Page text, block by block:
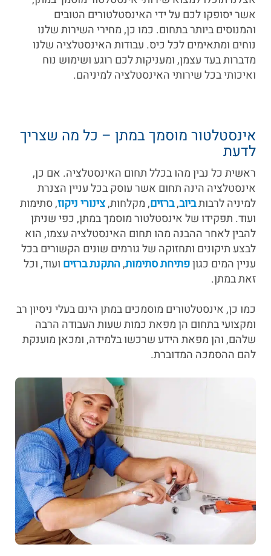
אשר יסופקו לכם על ידי האינסטלטורים הטובים
והמנוסים ביותר בתחום. כמו כן, מחירי השירות שלנו
נוחים ומתאימים לכל כיס. עבודות האינסטלציה שלנו
מדברות בעד עצמן, ומעניקות לכם רוגע ושימוש נוח
ואיכותי בכל שירותי האינסטלציה למיניהם.
אינסטלטור מוסמך במתן – כל מה שצריך
לדעת
ראשית כל נבין מהו בכלל תחום האינסטלציה. אם כן,
אינסטלציה הינה תחום אשר עוסק בכל עניין הצנרת
למיניה לרבותביוב,ברזים, מקלחות,צינורי ניקוז, סתימות
ועוד. תפקידו של אינסטלטור מוסמך במתן, כפי שניתן
להבין לאחר ההבנה מהו תחום האינסטלציה עצמו, הוא
לבצע תיקונים ותחזוקה של גורמים שונים הקשורים בכל
עניין המים כגוןפתיחת סתימות,התקנת ברזים ועוד, וכל
זאת במתן.
כמו כן, אינסטלטורים מוסמכים במתן הינם בעלי ניסיון רב
ומקצועי בתחום הן מפאת כמות שעות העבודה הרבה
שלהם, והן מפאת הידע שרכשו בלמידה, ומכאן מוענקת
להם ההסמכה המדוברת.